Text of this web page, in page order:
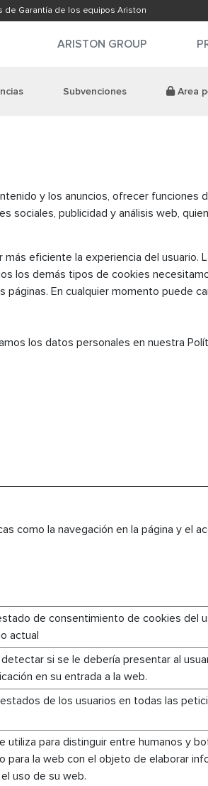
de Garantía de los equipos Ariston
ARISTON GROUP
Subvenciones Area
y los anuncios, ofrecer funciones
publicidad y análisis web,
eficiente la experiencia del usuario.
los demás tipos de cookies
En cualquier momento puede
los datos personales en nuestra
como la navegación en la página y el
de consentimiento de cookies del
actual
si se le debería presentar al
en su entrada a la web.
de los usuarios en todas las
utiliza para distinguir entre humanos y
para la web con el objeto de elaborar
uso de su web.